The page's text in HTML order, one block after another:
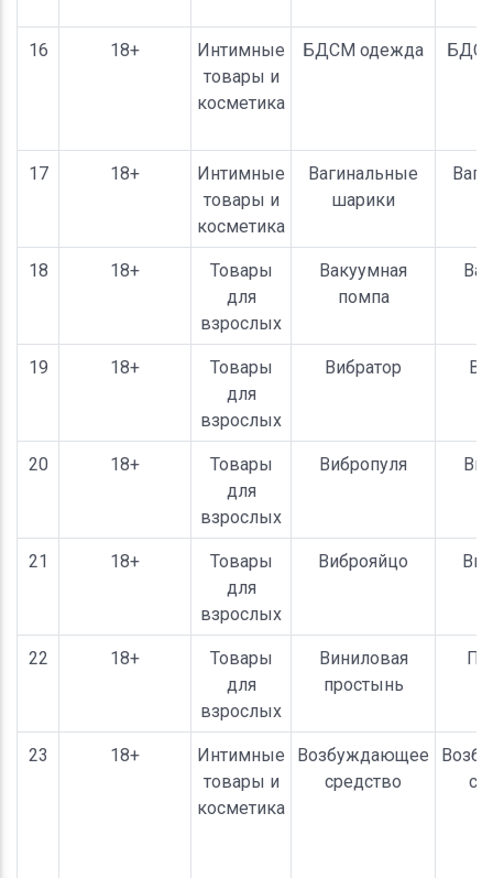
16 18+
Интимные
товары и
косметика
БДСМ одежда
17 18+
Интимные
товары и
косметика
Вагинальные
шарики
18 18+
Товары
для
взрослых
Вакуумная
помпа
19 18+
Товары
для
взрослых
Вибратор
20 18+
Товары
для
взрослых
Вибропуля
21 18+
Товары
для
взрослых
Виброяйцо
22 18+
Товары
для
взрослых
Виниловая
простынь
23 18+
Интимные
товары и
косметика
Возбуждающее
средство